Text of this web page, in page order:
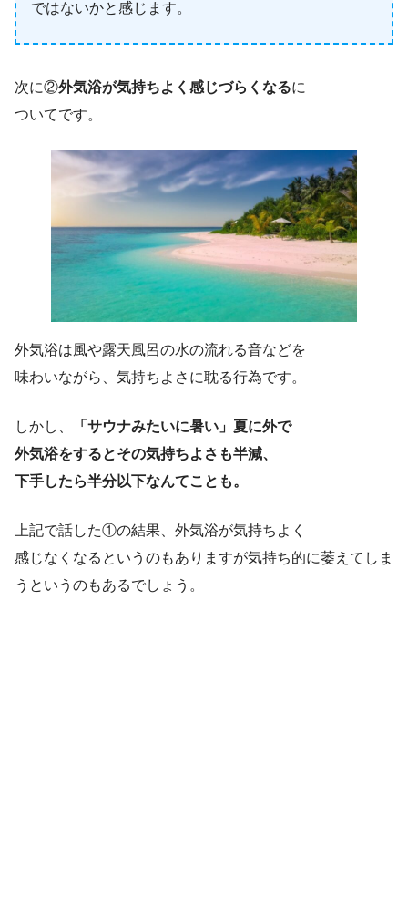
ではないかと感じます。
次に②外気浴が気持ちよく感じづらくなるに
ついてです。
外気浴は風や露天風呂の水の流れる音などを
味わいながら、気持ちよさに耽る行為です。
しかし、
「サウナみたいに暑い」夏に外で
外気浴をするとその気持ちよさも半減、
下手したら半分以下なんてことも。
上記で話した①の結果、外気浴が気持ちよく
感じなくなるというのもありますが気持ち的に萎えてしま
うというのもあるでしょう。